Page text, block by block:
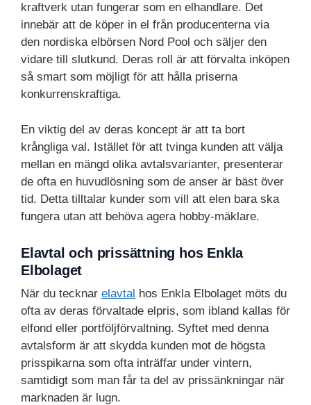
kraftverk utan fungerar som en elhandlare. Det
innebär att de köper in el från producenterna via
den nordiska elbörsen Nord Pool och säljer den
vidare till slutkund. Deras roll är att förvalta inköpen
så smart som möjligt för att hålla priserna
konkurrenskraftiga.
En viktig del av deras koncept är att ta bort
krångliga val. Istället för att tvinga kunden att välja
mellan en mängd olika avtalsvarianter, presenterar
de ofta en huvudlösning som de anser är bäst över
tid. Detta tilltalar kunder som vill att elen bara ska
fungera utan att behöva agera hobby-mäklare.
Elavtal och prissättning hos Enkla
Elbolaget
När du tecknar elavtal hos Enkla Elbolaget möts du
ofta av deras förvaltade elpris, som ibland kallas för
elfond eller portföljförvaltning. Syftet med denna
avtalsform är att skydda kunden mot de högsta
prisspikarna som ofta inträffar under vintern,
samtidigt som man får ta del av prissänkningar när
marknaden är lugn.